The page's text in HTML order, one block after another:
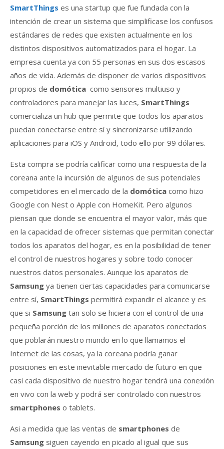
SmartThings es una startup que fue fundada con la
intención de crear un sistema que simplificase los confusos
estándares de redes que existen actualmente en los
distintos dispositivos automatizados para el hogar. La
empresa cuenta ya con 55 personas en sus dos escasos
años de vida. Además de disponer de varios dispositivos
propios de domótica como sensores multiuso y
controladores para manejar las luces, SmartThings
comercializa un hub que permite que todos los aparatos
puedan conectarse entre sí y sincronizarse utilizando
aplicaciones para iOS y Android, todo ello por 99 dólares.
Esta compra se podría calificar como una respuesta de la
coreana ante la incursión de algunos de sus potenciales
competidores en el mercado de la domótica como hizo
Google con Nest o Apple con HomeKit. Pero algunos
piensan que donde se encuentra el mayor valor, más que
en la capacidad de ofrecer sistemas que permitan conectar
todos los aparatos del hogar, es en la posibilidad de tener
el control de nuestros hogares y sobre todo conocer
nuestros datos personales. Aunque los aparatos de
Samsung ya tienen ciertas capacidades para comunicarse
entre sí, SmartThings permitirá expandir el alcance y es
que si Samsung tan solo se hiciera con el control de una
pequeña porción de los millones de aparatos conectados
que poblarán nuestro mundo en lo que llamamos el
Internet de las cosas, ya la coreana podría ganar
posiciones en este inevitable mercado de futuro en que
casi cada dispositivo de nuestro hogar tendrá una conexión
en vivo con la web y podrá ser controlado con nuestros
smartphones o tablets.
Asi a medida que las ventas de smartphones de
Samsung siguen cayendo en picado al igual que sus